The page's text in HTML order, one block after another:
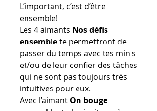
L’important, c’est d’être
ensemble!
Les 4 aimants Nos défis
ensemblete permettront de
passer du temps avec tes minis
et/ou de leur confier des tâches
qui ne sont pas toujours très
intuitives pour eux.
Avec l’aimant On bouge